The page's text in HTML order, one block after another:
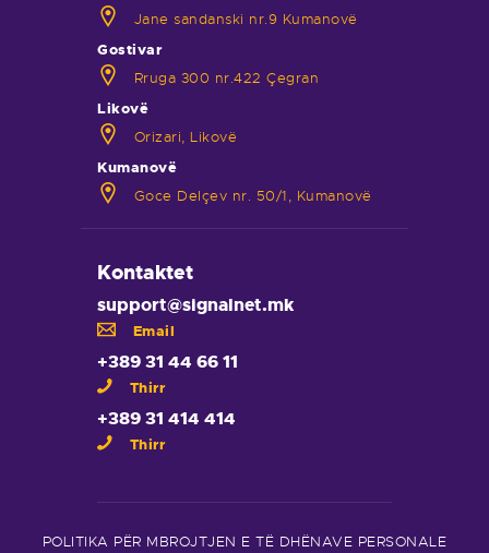
Jane sandanski nr.9 Kumanovë
Gostivar
Rruga 300 nr.422 Çegran
Likovë
Orizari, Likovë
Kumanovë
Goce Delçev nr. 50/1, Kumanovë
Kontaktet
support@signalnet.mk
Email
+389 31 44 66 11
Thirr
+389 31 414 414
Thirr
POLITIKA PËR MBROJTJEN E TË DHËNAVE PERSONALE